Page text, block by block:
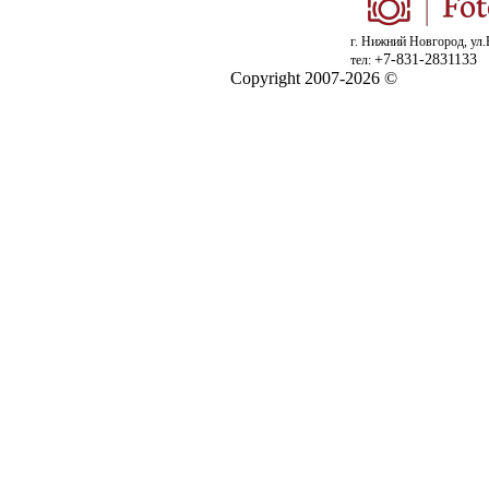
г. Нижний Новгород,
тел: +7-831-2831133
Copyright 2007-2026 ©